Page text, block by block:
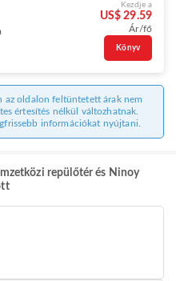
Kezdje a
US$ 29.59
Ár/fő
Könyv
az oldalon feltüntetett árak nem
értesítés nélkül változhatnak.
információkat nyújtani.
repülőtér és Ninoy